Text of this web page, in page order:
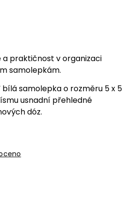
a praktičnost v organizaci
samolepkám.
bílá samolepka o rozměru 5 x 5
usnadní přehledné
dóz.